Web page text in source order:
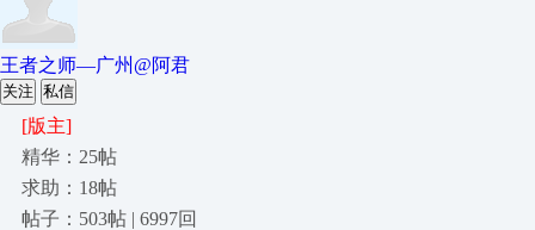
王者之师—广州@阿君
关注 私信
[版主]
精华：25帖
求助：18帖
帖子：503帖 | 6997回